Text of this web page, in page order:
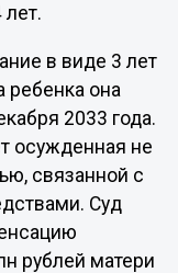
в виде 3 лет
ребенка она
2033 года.
осужденная не
связанной с
Суд
рублей матери